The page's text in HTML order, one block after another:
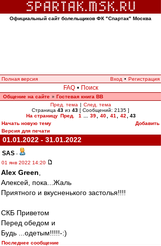
Официальный сайт болельщиков ФК "Спартак" Москва
Полная версия Вход • Регистрация
FAQ • Поиск
Общение на сайте » Гостевая книга ВВ
Пред. тема | След. тема
Страница 43 из 43 [ Сообщений: 2135 ]
На страницу Пред. 1 39 40 41 42
43
Начать новую тему
Добавить
Версия для печати
01.01.2022 - 31.01.2022
SAS -
01 янв 2022 14:20
Alex Green
Алексей, пока...Жаль
Приятного и вкусненького застолья!!!!
СКБ Приветом
Перед обедом и
Будь ...одетым!!!!!-:)
Последнее сообщение